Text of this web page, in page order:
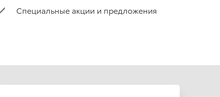
Специальные акции и предложения